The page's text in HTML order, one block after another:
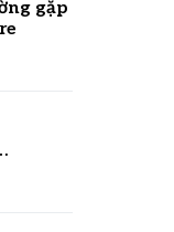
gặp
Nay